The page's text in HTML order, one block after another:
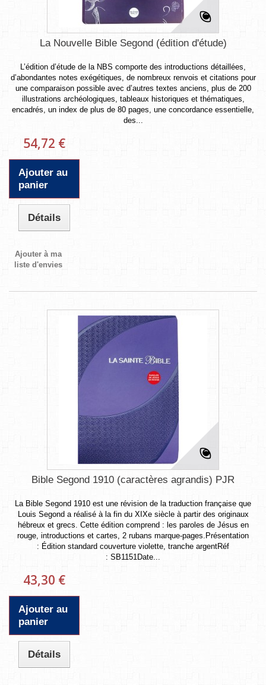
La Nouvelle Bible Segond (édition d'étude)
L’édition d’étude de la NBS comporte des introductions détaillées,
d’abondantes notes exégétiques, de nombreux renvois et citations pour
une comparaison possible avec d’autres textes anciens, plus de 200
illustrations archéologiques, tableaux historiques et thématiques,
encadrés, un index de plus de 80 pages, une concordance essentielle,
des...
54,72 €
Ajouter au
panier
Détails
Ajouter à ma
liste d'envies
Bible Segond 1910 (caractères agrandis) PJR
La Bible Segond 1910 est une révision de la traduction française que
Louis Segond a réalisé à la fin du XIXe siècle à partir des originaux
hébreux et grecs. Cette édition comprend : les paroles de Jésus en
rouge, introductions et cartes, 2 rubans marque-pages.Présentation
: Édition standard couverture violette, tranche argentRéf
: SB1151Date...
43,30 €
Ajouter au
panier
Détails